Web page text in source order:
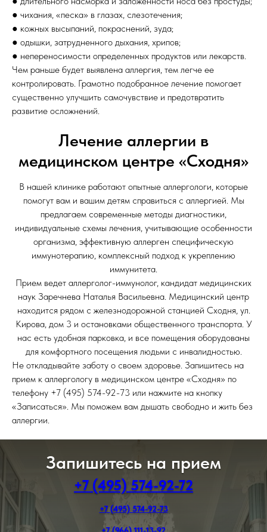
● чихания, «песка» в глазах, слезотечения;
● кожных высыпаний, покраснений, зуда;
● одышки, затрудненного дыхания, хрипов;
● непереносимости определенных продуктов или лекарств.
Чем раньше будет выявлена аллергия, тем легче ее
контролировать. Грамотно подобранное лечение помогает
существенно улучшить самочувствие и предотвратить
развитие осложнений.
Лечение аллергии в
медицинском центре «Сходня»
В нашей клинике работают опытные аллергологи, которые
помогут вам и вашим детям справиться с аллергией. Мы
предлагаем современные методы диагностики,
индивидуальные схемы лечения, учитывающие особенности
организма, эффективную аллерген специфическую
иммунотерапию, комплексный подход к укреплению
иммунитета.
Прием ведет аллерголог-иммунолог, кандидат медицинских
наук Заречнева Наталья Васильевна. Медицинский центр
находится рядом с железнодорожной станцией Сходня, ул.
Кирова, дом 3 и остановками общественного транспорта. У
нас есть удобная парковка, и все помещения оборудованы
для комфортного посещения людьми с инвалидностью.
Не откладывайте заботу о своем здоровье. Запишитесь на
прием к аллергологу в медицинском центре «Сходня» по
телефону +7 (495) 574-92-73 или нажмите на кнопку
«Записаться». Мы поможем вам дышать свободно и жить без
аллергии.
Запишитесь на прием
+7 (495) 574-92-72
+7 (495) 574-92-73